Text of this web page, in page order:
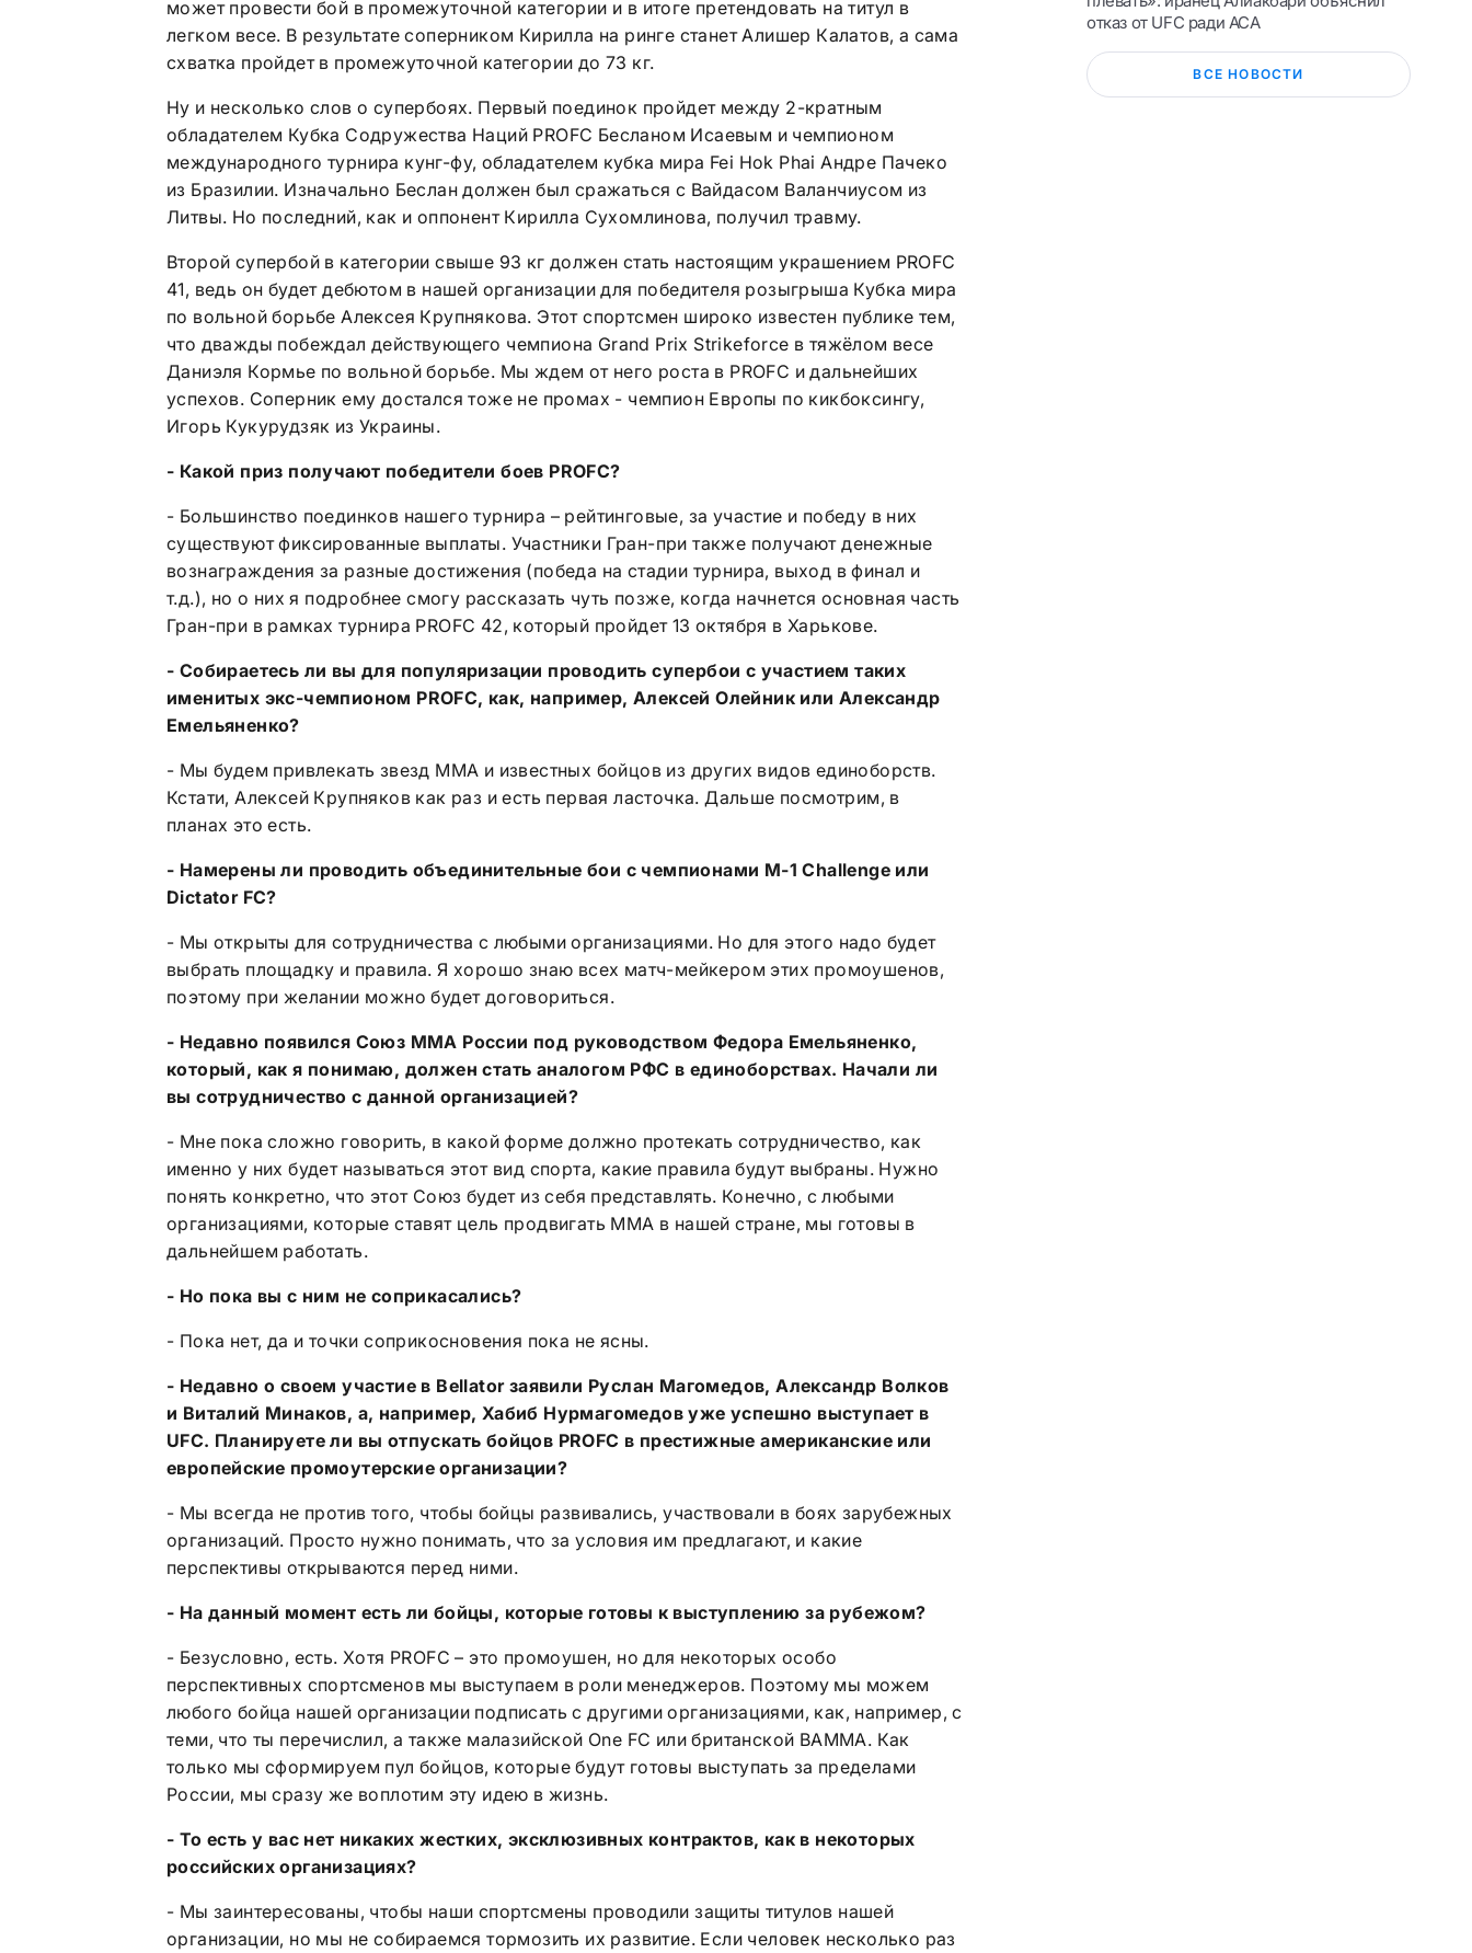
может провести бой в промежуточной категории и в итоге претендовать на титул в
легком весе. В результате соперником Кирилла на ринге станет Алишер Калатов, а сама
схватка пройдет в промежуточной категории до 73 кг.
Ну и несколько слов о супербоях. Первый поединок пройдет между 2-кратным
обладателем Кубка Содружества Наций PROFC Бесланом Исаевым и чемпионом
международного турнира кунг-фу, обладателем кубка мира Fei Hok Phai Андре Пачеко
из Бразилии. Изначально Беслан должен был сражаться с Вайдасом Валанчиусом из
Литвы. Но последний, как и оппонент Кирилла Сухомлинова, получил травму.
Второй супербой в категории свыше 93 кг должен стать настоящим украшением PROFC
41, ведь он будет дебютом в нашей организации для победителя розыгрыша Кубка мира
по вольной борьбе Алексея Крупнякова. Этот спортсмен широко известен публике тем,
что дважды побеждал действующего чемпиона Grand Prix Strikeforce в тяжёлом весе
Даниэля Кормье по вольной борьбе. Мы ждем от него роста в PROFC и дальнейших
успехов. Соперник ему достался тоже не промах - чемпион Европы по кикбоксингу,
Игорь Кукурудзяк из Украины.
- Какой приз получают победители боев PROFC?
- Большинство поединков нашего турнира – рейтинговые, за участие и победу в них
существуют фиксированные выплаты. Участники Гран-при также получают денежные
вознаграждения за разные достижения (победа на стадии турнира, выход в финал и
т.д.), но о них я подробнее смогу рассказать чуть позже, когда начнется основная часть
Гран-при в рамках турнира PROFC 42, который пройдет 13 октября в Харькове.
- Собираетесь ли вы для популяризации проводить супербои с участием таких
именитых экс-чемпионом PROFC, как, например, Алексей Олейник или Александр
Емельяненко?
- Мы будем привлекать звезд ММА и известных бойцов из других видов единоборств.
Кстати, Алексей Крупняков как раз и есть первая ласточка. Дальше посмотрим, в
планах это есть.
- Намерены ли проводить объединительные бои с чемпионами M-1Challenge или
Dictator FC?
- Мы открыты для сотрудничества с любыми организациями. Но для этого надо будет
выбрать площадку и правила. Я хорошо знаю всех матч-мейкером этих промоушенов,
поэтому при желании можно будет договориться.
- Недавно появился Союз ММА России под руководством Федора Емельяненко,
который, как я понимаю, должен стать аналогом РФС в единоборствах. Начали ли
вы сотрудничество с данной организацией?
- Мне пока сложно говорить, в какой форме должно протекать сотрудничество, как
именно у них будет называться этот вид спорта, какие правила будут выбраны. Нужно
понять конкретно, что этот Союз будет из себя представлять. Конечно, с любыми
организациями, которые ставят цель продвигать ММА в нашей стране, мы готовы в
дальнейшем работать.
- Но пока вы с ним не соприкасались?
- Пока нет, да и точки соприкосновения пока не ясны.
- Недавно о своем участие в Bellatorзаявили Руслан Магомедов, Александр Волков
и Виталий Минаков, а, например, Хабиб Нурмагомедов уже успешно выступает в
UFC. Планируете ли вы отпускать бойцов PROFC в престижные американские или
европейские промоутерские организации?
- Мы всегда не против того, чтобы бойцы развивались, участвовали в боях зарубежных
организаций. Просто нужно понимать, что за условия им предлагают, и какие
перспективы открываются перед ними.
- На данный момент есть ли бойцы, которые готовы к выступлению за рубежом?
- Безусловно, есть. Хотя PROFC – это промоушен, но для некоторых особо
перспективных спортсменов мы выступаем в роли менеджеров. Поэтому мы можем
любого бойца нашей организации подписать с другими организациями, как, например, с
теми, что ты перечислил, а также малазийской One FC или британской BAMMA. Как
только мы сформируем пул бойцов, которые будут готовы выступать за пределами
России, мы сразу же воплотим эту идею в жизнь.
- То есть у вас нет никаких жестких, эксклюзивных контрактов, как в некоторых
российских организациях?
- Мы заинтересованы, чтобы наши спортсмены проводили защиты титулов нашей
организации, но мы не собираемся тормозить их развитие. Если человек несколько раз
отказ от UFC ради ACA
ВСЕ НОВОСТИ